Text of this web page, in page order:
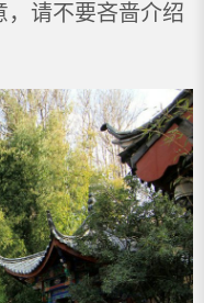
，请不要吝啬介绍